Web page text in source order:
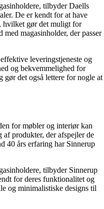
tilbyder Daells
De er kendt for at have
hvilket gør det muligt for
magasinholder, der passer
leveringstjeneste og
og bekvemmelighed for
gør det også lettere for nogle at
for møbler og interiør kan
af produkter, der afspejler de
40 års erfaring har Sinnerup
tilbyder Sinnerup
for deres funktionalitet og
og minimalistiske designs til